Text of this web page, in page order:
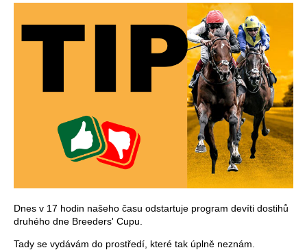
Dnes v 17 hodin našeho času odstartuje program devíti dostihů
druhého dne Breeders' Cupu.
Tady se vydávám do prostředí, které tak úplně neznám.